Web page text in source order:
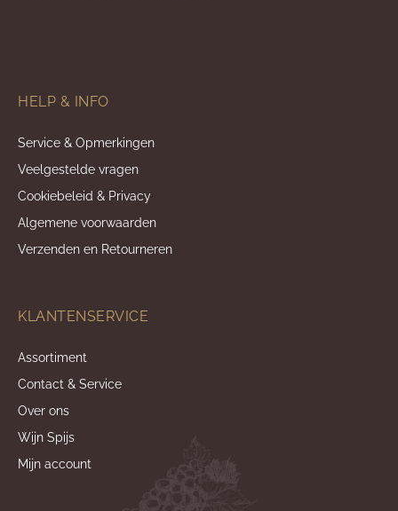
HELP & INFO
Service & Opmerkingen
Veelgestelde vragen
Cookiebeleid & Privacy
Algemene voorwaarden
Verzenden en Retourneren
KLANTENSERVICE
Assortiment
Contact & Service
Over ons
Wijn Spijs
Mijn account